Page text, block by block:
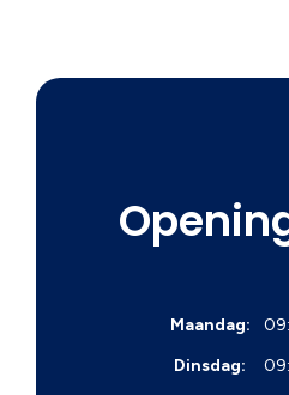
Maandag:
Dinsdag: